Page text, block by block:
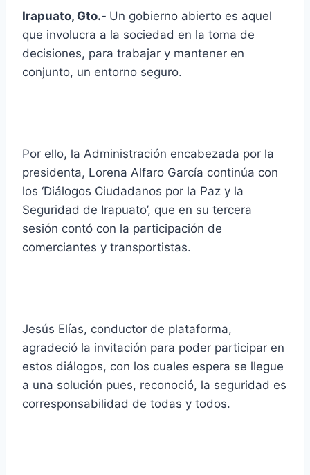
Irapuato, Gto.- Un gobierno abierto es aquel
que involucra a la sociedad en la toma de
decisiones, para trabajar y mantener en
conjunto, un entorno seguro.
Por ello, la Administración encabezada por la
presidenta, Lorena Alfaro García continúa con
los ‘Diálogos Ciudadanos por la Paz y la
Seguridad de Irapuato’, que en su tercera
sesión contó con la participación de
comerciantes y transportistas.
Jesús Elías, conductor de plataforma,
agradeció la invitación para poder participar en
estos diálogos, con los cuales espera se llegue
a una solución pues, reconoció, la seguridad es
corresponsabilidad de todas y todos.